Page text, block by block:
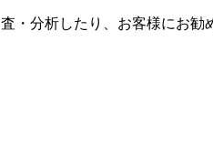
・分析したり、お客様にお